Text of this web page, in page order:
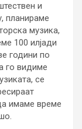
и
планираме
музика,
100 илјади
години по
го видиме
се
имаме време